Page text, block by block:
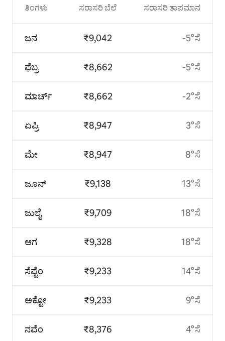
ತಿಂಗಳು
ಜನ
ಫೆಬ್ರ
ಮಾರ್ಚ್
ಏಪ್ರಿ
ಮೇ
ಜೂನ್
ಜುಲೈ
ಆಗ
ಸೆಪ್ಟೆಂ
ಅಕ್ಟೋ
ನವೆಂ
ಸರಾಸರಿ ಬೆಲೆ
₹9,042
₹8,662
₹8,662
₹8,947
₹8,947
₹9,138
₹9,709
₹9,328
₹9,233
₹9,233
₹8,376
ಸರಾಸರಿ ತಾಪಮಾನ
-5°ಸೆ
-5°ಸೆ
-2°ಸೆ
3°ಸೆ
8°ಸೆ
13°ಸೆ
18°ಸೆ
18°ಸೆ
14°ಸೆ
9°ಸೆ
4°ಸೆ